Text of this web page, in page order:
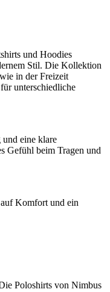
und Hoodies
Stil. Die Kollektion
in der Freizeit
unterschiedliche
und eine klare
Gefühl beim Tragen und
Komfort und ein
Poloshirts von Nimbus